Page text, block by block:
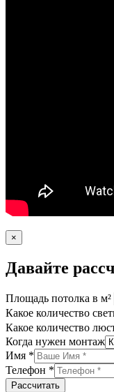
×
Давайте
Площадь потолка в м²
Какое количество
Какое количество
Когда нужен монтаж
Имя *
Телефон *
Рассчитать